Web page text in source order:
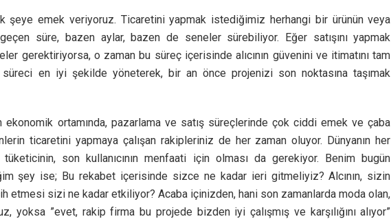
şeye emek veriyoruz. Ticaretini yapmak istediğimiz herhangi bir ürünün veya
geçen süre, bazen aylar, bazen de seneler sürebiliyor. Eğer satışını yapmak
gerektiriyorsa, o zaman bu süreç içerisinde alıcının güvenini ve itimatını tam
en iyi şekilde yöneterek, bir an önce projenizi son noktasına taşımak
ortamında, pazarlama ve satış süreçlerinde çok ciddi emek ve çaba
ticaretini yapmaya çalışan rakipleriniz de her zaman oluyor. Dünyanın her
son kullanıcının menfaati için olması da gerekiyor. Benim bugün
şey ise; Bu rekabet içerisinde sizce ne kadar ieri gitmeliyiz? Alcının, sizin
etmesi sizi ne kadar etkiliyor? Acaba içinizden, hani son zamanlarda moda olan,
yoksa ”evet, rakip firma bu projede bizden iyi çalışmış ve karşılığını alıyor”